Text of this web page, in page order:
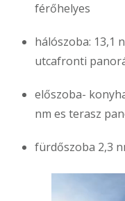
férőhelyes
hálószoba: 13,1
utcafronti
előszoba-
nm es terasz
fürdőszoba 2,3